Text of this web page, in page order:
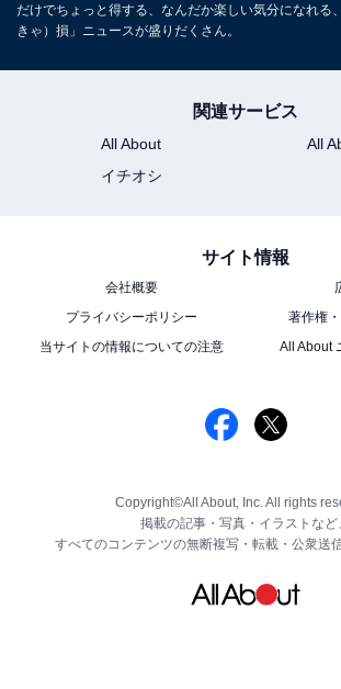
だけでちょっと得する、なんだか楽しい気分になれる
きゃ）損」ニュースが盛りだくさん。
関連サービス
All About
All
イチオシ
サイト情報
会社概要
プライバシーポリシー
著作権
当サイトの情報についての注意
All About
Copyright©All About, Inc. All rights
掲載の記事・写真・イラストなど
すべてのコンテンツの無断複写・転載・公衆送